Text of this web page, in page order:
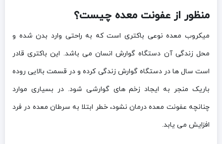
منظور از عفونت معده چیست؟
میکروب معده نوعی باکتری است که به راحتی وارد بدن شده و
محل زندگی آن دستگاه گوارش انسان می باشد. این باکتری قادر
است سال ها در دستگاه گوارش زندگی کرده و در قسمت بالایی روده
باریک منجر به ایجاد زخم های گوارشی شود. در بسیاری موارد
چنانچه عفونت معده درمان نشود، خطر ابتلا به سرطان معده در فرد
افزایش می یابد.